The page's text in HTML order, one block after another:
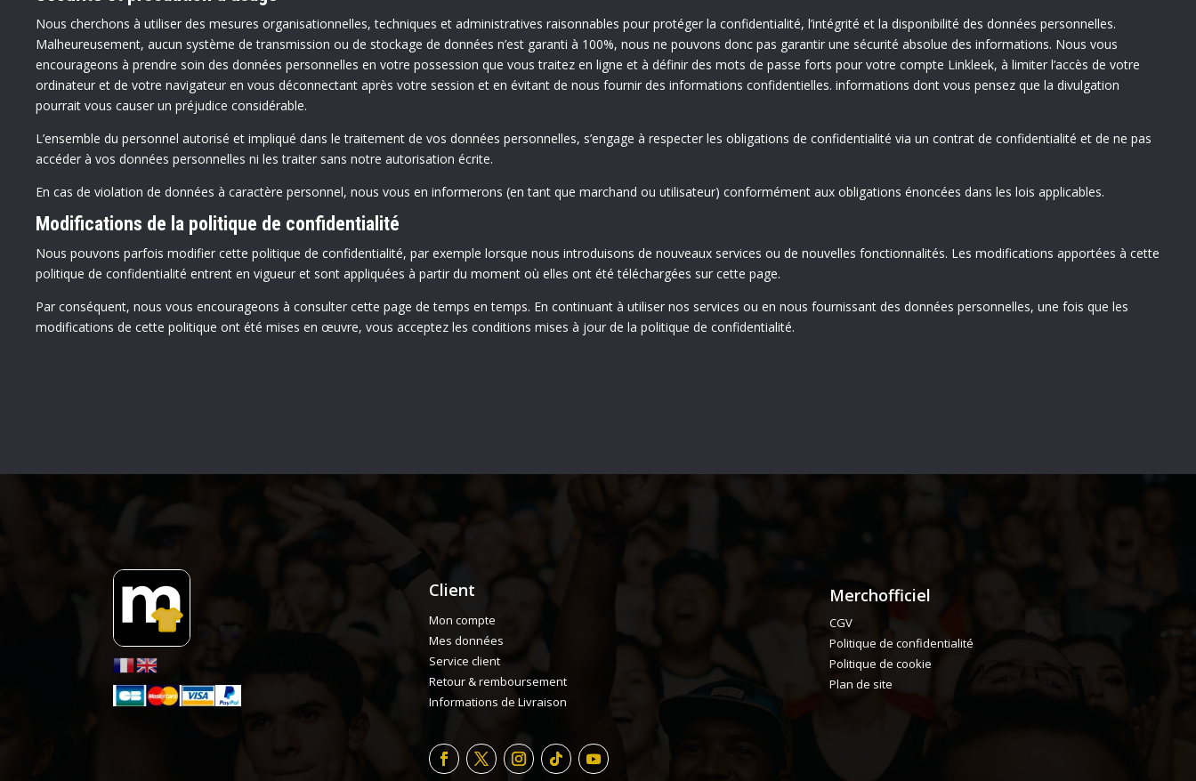
Nous cherchons à utiliser des mesures organisationnelles, techniques et administratives raisonnables pour protéger la confidentialité, l’intégrité et la disponibilité des données personnelles.
Malheureusement, aucun système de transmission ou de stockage de données n’est garanti à 100%, nous ne pouvons donc pas garantir une sécurité absolue des informations. Nous vous
encourageons à prendre soin des données personnelles en votre possession que vous traitez en ligne et à définir des mots de passe forts pour votre compte Linkleek, à limiter l’accès de votre
ordinateur et de votre navigateur en vous déconnectant après votre session et en évitant de nous fournir des informations confidentielles. informations dont vous pensez que la divulgation
pourrait vous causer un préjudice considérable.
L’ensemble du personnel autorisé et impliqué dans le traitement de vos données personnelles, s’engage à respecter les obligations de confidentialité via un contrat de confidentialité et de ne pas
accéder à vos données personnelles ni les traiter sans notre autorisation écrite.
En cas de violation de données à caractère personnel, nous vous en informerons (en tant que marchand ou utilisateur) conformément aux obligations énoncées dans les lois applicables.
Modifications de la politique de confidentialité
Nous pouvons parfois modifier cette politique de confidentialité, par exemple lorsque nous introduisons de nouveaux services ou de nouvelles fonctionnalités. Les modifications apportées à cette
politique de confidentialité entrent en vigueur et sont appliquées à partir du moment où elles ont été téléchargées sur cette page.
Par conséquent, nous vous encourageons à consulter cette page de temps en temps. En continuant à utiliser nos services ou en nous fournissant des données personnelles, une fois que les
modifications de cette politique ont été mises en œuvre, vous acceptez les conditions mises à jour de la politique de confidentialité.
Client
Mon compte
Mes données
Service client
Retour & remboursement
Informations de Livraison
Merchofficiel
CGV
Politique de confidentialité
Politique de cookie
Plan de site